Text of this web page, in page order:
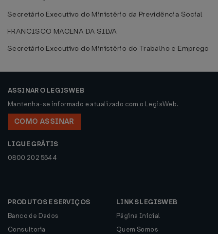
Secretário Executivo do Ministério da Previdência Social
FRANCISCO MACENA DA SILVA
Secretário Executivo do Ministério do Trabalho e Emprego
ASSINAR O LEGISWEB
Mantenha-se informado e atualizado com o LegisWeb.
COMO ASSINAR
LIGUE GRÁTIS
0800 202 5544
PRODUTOS E SERVIÇOS
Banco de Dados
Consultoria
LINKS LEGISWEB
Página Inicial
Quem Somos